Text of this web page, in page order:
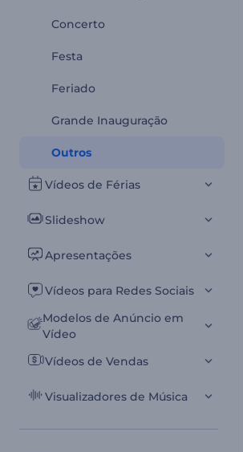
Concerto
Festa
Feriado
Grande Inauguração
Outros
Vídeos de Férias
Slideshow
Apresentações
Vídeos para Redes Sociais
Modelos de Anúncio em
Vídeo
Vídeos de Vendas
Visualizadores de Música